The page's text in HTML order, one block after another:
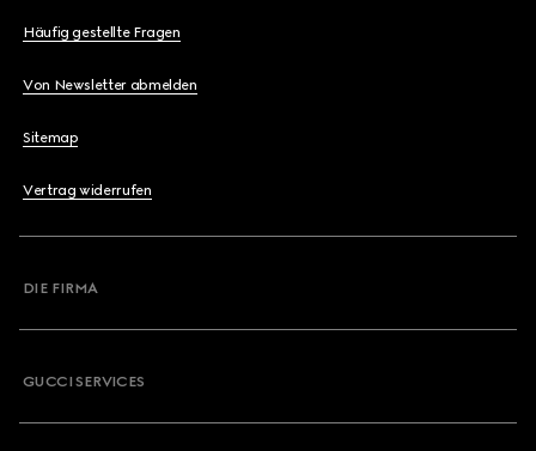
Häufig gestellte Fragen
Von Newsletter abmelden
Sitemap
Vertrag widerrufen
DIE FIRMA
GUCCI SERVICES